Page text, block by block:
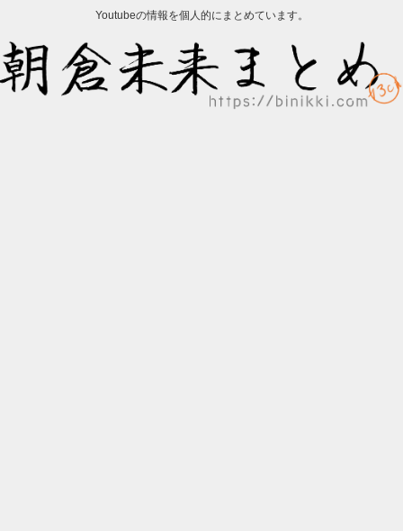
Youtubeの情報を個人的にまとめています。